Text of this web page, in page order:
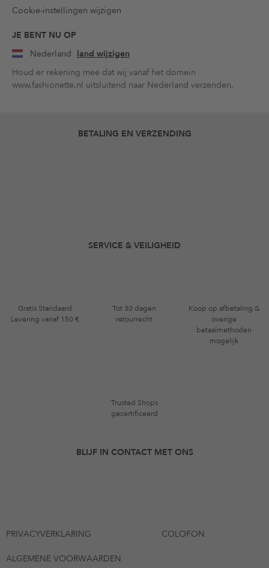
Cookie-instellingen wijzigen
JE BENT NU OP
Nederland land wijzigen
Houd er rekening mee dat wij vanaf het domein
www.fashionette.nl uitsluitend naar Nederland verzenden.
BETALING EN VERZENDING
SERVICE & VEILIGHEID
Gratis Standaard
Levering vanaf 150 €
Tot 30 dagen
retourrecht
Koop op afbetaling &
overige
betaalmethoden
mogelijk
Trusted Shops
gecertificeerd
BLIJF IN CONTACT MET ONS
PRIVACYVERKLARING COLOFON
ALGEMENE VOORWAARDEN